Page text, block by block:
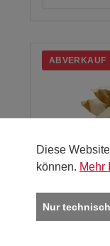
ABVERKAUF
Power
Diese
können. Mehr
Nur